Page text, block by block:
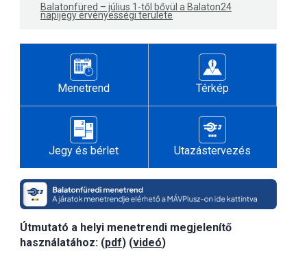
Balatonfüred – július 1-től bővül a Balaton24
napijegy érvényességi területe
Menetrend Térkép
Jegy és bérlet Utazástervezés
Útmutató a helyi menetrendi megjelenítő
használatához: (pdf) (videó)